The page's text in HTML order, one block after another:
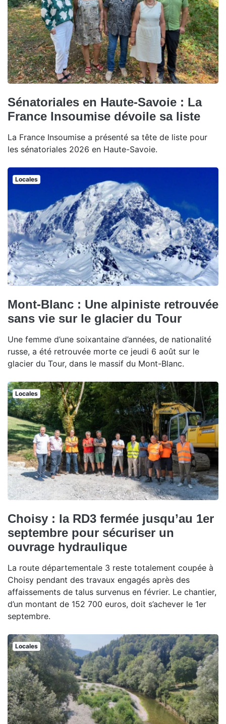
Sénatoriales en Haute-Savoie : La
France Insoumise dévoile sa liste
La France Insoumise a présenté sa tête de liste pour
les sénatoriales 2026 en Haute-Savoie.
Locales
Mont-Blanc : Une alpiniste retrouvée
sans vie sur le glacier du Tour
Une femme d’une soixantaine d’années, de nationalité
russe, a été retrouvée morte ce jeudi 6 août sur le
glacier du Tour, dans le massif du Mont-Blanc.
Locales
Choisy : la RD3 fermée jusqu’au 1er
septembre pour sécuriser un
ouvrage hydraulique
La route départementale 3 reste totalement coupée à
Choisy pendant des travaux engagés après des
affaissements de talus survenus en février. Le chantier,
d’un montant de 152 700 euros, doit s’achever le 1er
septembre.
Locales